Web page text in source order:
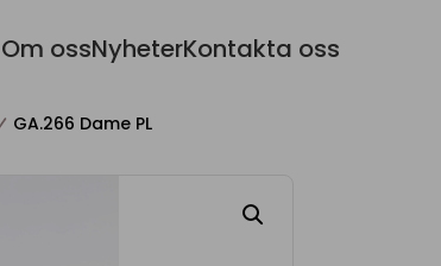
Om ossNyheterKontakta oss
GA.266 Dame PL